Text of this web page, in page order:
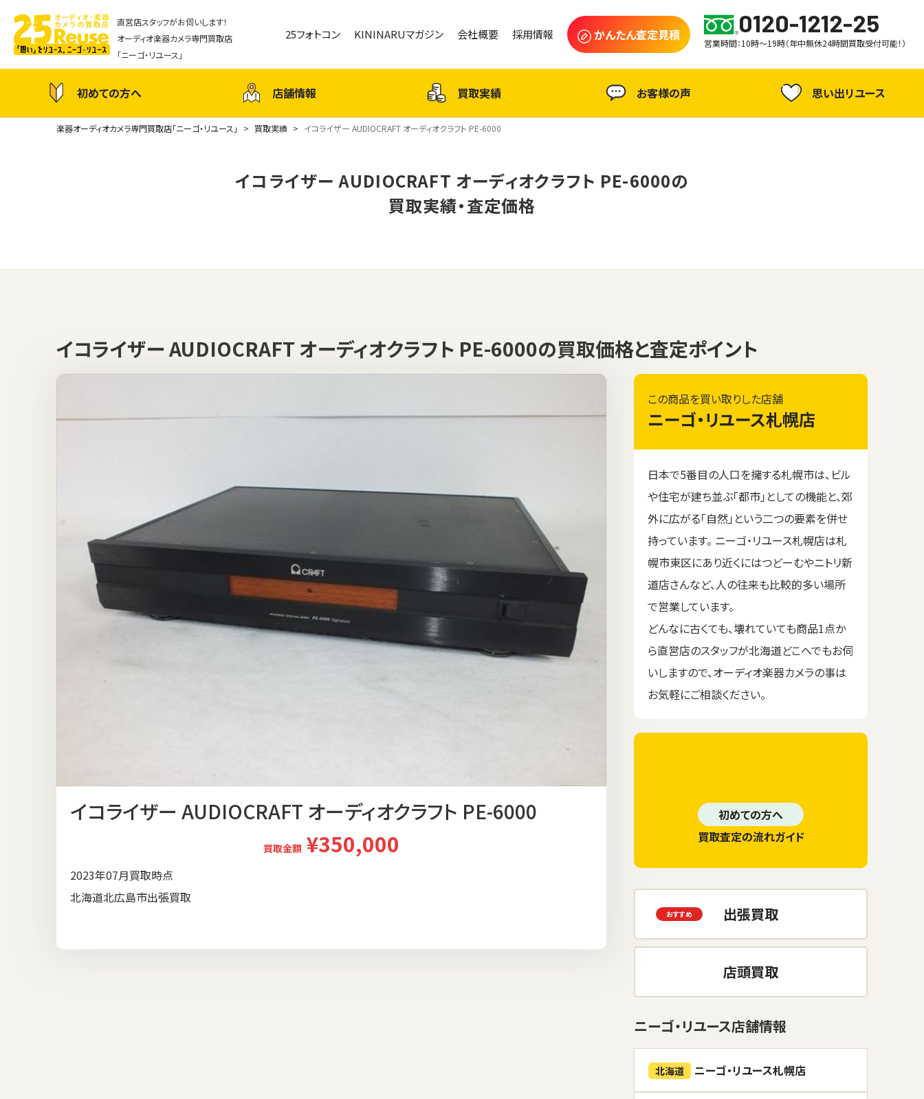
直営店スタッフがお伺いします！
オーディオ楽器カメラ専門買取店
「ニーゴ・リユース」
25フォトコン KININARUマガジン 会社概要 採用情報 かんたん査定見積 0120-1212-25
営業時間：10時～19時（年中無休24時間買取受付可能！）
初めての方へ 店舗情報 買取実績 お客様の声 思い出リユース
楽器オーディオカメラ専門買取店「ニーゴ・リユース」 買取実績 イコライザー AUDIOCRAFT オーディオクラフト PE-6000
イコライザー AUDIOCRAFT オーディオクラフト PE-6000の
買取実績・査定価格
イコライザー AUDIOCRAFT オーディオクラフト PE-6000の買取価格と査定ポイント
イコライザー AUDIOCRAFT オーディオクラフト PE-6000
買取金額 ¥350,000
2023年07月買取時点
北海道北広島市出張買取
この商品を買い取りした店舗
ニーゴ・リユース札幌店
日本で5番目の人口を擁する札幌市は、ビル
や住宅が建ち並ぶ「都市」としての機能と、郊
外に広がる「自然」という二つの要素を併せ
持っています。 ニーゴ・リユース札幌店は札
幌市東区にあり近くにはつどーむやニトリ新
道店さんなど、人の往来も比較的多い場所
で営業しています。
どんなに古くても、壊れていても商品1点か
ら直営店のスタッフが北海道どこへでもお伺
いしますので、オーディオ楽器カメラの事は
お気軽にご相談ください。
初めての方へ
買取査定の流れガイド
出張買取
店頭買取
ニーゴ・リユース店舗情報
北海道 ニーゴ・リユース札幌店